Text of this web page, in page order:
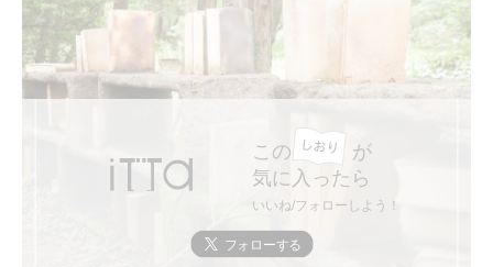
この
が
気に入ったら
いいね/フォローしよう！